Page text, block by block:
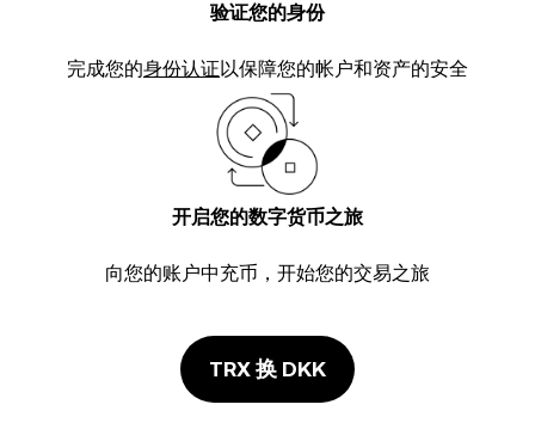
验证您的身份
完成您的身份认证以保障您的帐户和资产的安全
开启您的数字货币之旅
向您的账户中充币，开始您的交易之旅
TRX 换 DKK